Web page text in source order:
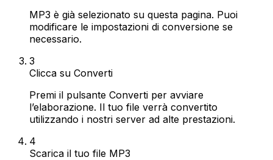
MP3 è già selezionato su questa pagina. Puoi
modificare le impostazioni di conversione se
necessario.
3
Clicca su Converti
Premi il pulsante Converti per avviare
l’elaborazione. Il tuo file verrà convertito
utilizzando i nostri server ad alte prestazioni.
4
Scarica il tuo file MP3